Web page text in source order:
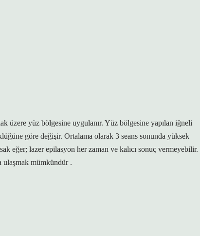
üzere yüz bölgesine uygulanır. Yüz bölgesine yapılan iğneli
göre değişir. Ortalama olarak 3 seans sonunda yüksek
eğer; lazer epilasyon her zaman ve kalıcı sonuç vermeyebilir.
ulaşmak mümkündür .